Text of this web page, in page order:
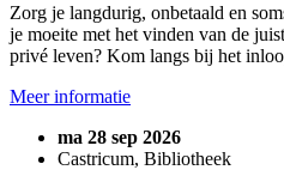
Zorg je langdurig, onbetaald en
je moeite met het vinden van de
privé leven? Kom langs bij het
Meer informatie
ma 28 sep 2026
Castricum, Bibliotheek